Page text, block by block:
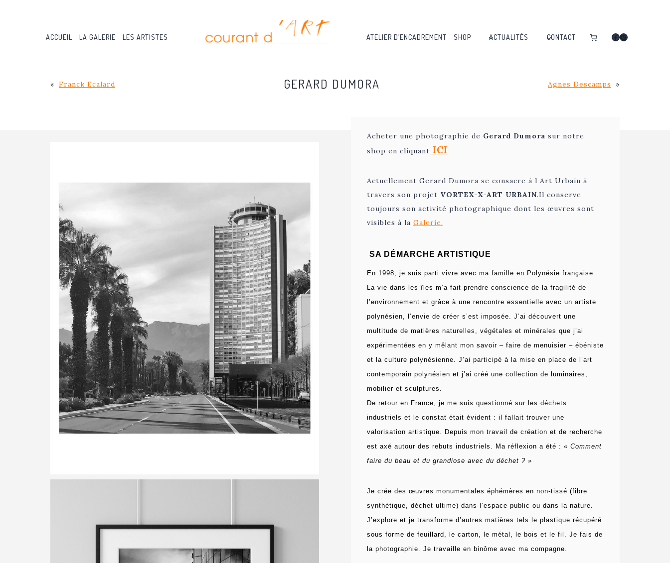
ACCUEIL LA GALERIE LES ARTISTES ATELIER D’ENCADREMENT SHOP ACTUALITÉS CONTACT Facebook
Instagram
« Franck Ecalard GERARD DUMORA Agnes Descamps »
Acheter une photographie de Gerard Dumora sur notre
shop en cliquant ICI
Actuellement Gerard Dumora se consacre à l Art Urbain à
travers son projet VORTEX-X-ART URBAIN.Il conserve
toujours son activité photographique dont les œuvres sont
visibles à la Galerie.
SA DÉMARCHE ARTISTIQUE
En 1998, je suis parti vivre avec ma famille en Polynésie française.
La vie dans les îles m’a fait prendre conscience de la fragilité de
l’environnement et grâce à une rencontre essentielle avec un artiste
polynésien,
l’envie de créer s’est imposée. J’ai découvert une
multitude de matières naturelles, végétales et minérales que j’ai
expérimentées en y mêlant mon savoir – faire de menuisier – ébéniste
et la culture polynésienne. J’ai participé à la mise en place de l’art
contemporain polynésien et j’ai créé une collection de luminaires,
mobilier et sculptures.
De retour en France, je me suis questionné sur les déchets
industriels et le constat était évident : il fallait trouver une
valorisation artistique.
Depuis mon travail de création et de recherche
est axé autour des rebuts industriels.
Ma réflexion a été : « Comment
faire du beau et du grandiose avec du déchet ? »
Je crée des œuvres monumentales éphémères en non-tissé (fibre
synthétique, déchet ultime) dans l’espace public ou dans la nature.
J’explore et je transforme d’autres matières tels le plastique récupéré
sous forme de feuillard, le carton, le métal, le bois et le fil. Je fais de
la photographie. Je travaille en binôme avec ma compagne.